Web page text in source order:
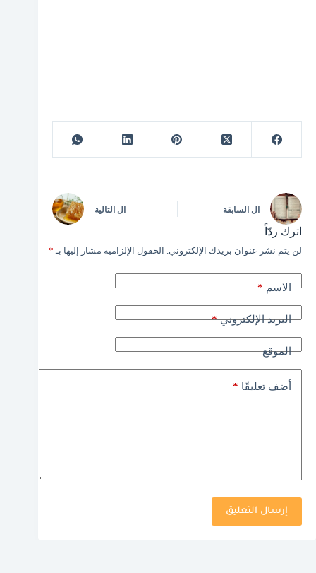
ال السابقة ال التالية
اترك ردّاً
لن يتم نشر عنوان بريدك الإلكتروني. الحقول الإلزامية مشار إليها بـ *
الاسم*
البريد الإلكتروني*
الموقع
أضف تعليقًا *
إرسال التعليق